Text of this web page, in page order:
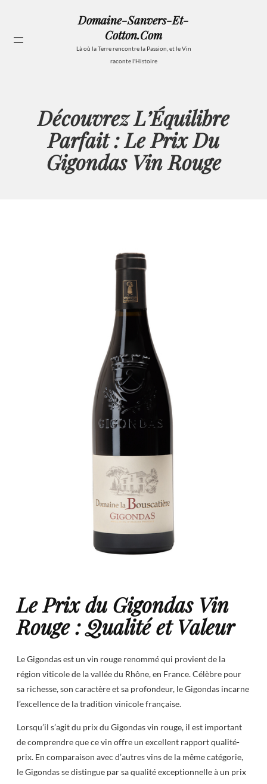
contenu
Domaine-Sanvers-Et-
Cotton.com
Là où la Terre rencontre la Passion, et le Vin
raconte l'Histoire
Découvrez L’Équilibre
Parfait : Le Prix Du
Gigondas Vin Rouge
Le Prix du Gigondas Vin
Rouge : Qualité et Valeur
Le Gigondas est un vin rouge renommé qui provient de la
région viticole de la vallée du Rhône, en France. Célèbre pour
sa richesse, son caractère et sa profondeur, le Gigondas incarne
l’excellence de la tradition vinicole française.
Lorsqu’il s’agit du prix du Gigondas vin rouge, il est important
de comprendre que ce vin offre un excellent rapport qualité-
prix. En comparaison avec d’autres vins de la même catégorie,
le Gigondas se distingue par sa qualité exceptionnelle à un prix